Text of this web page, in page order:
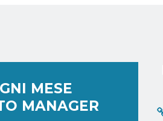
MESE
MANAGER